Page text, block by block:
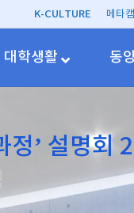
K-CULTURE 메타
대학생활 동
’ 설명회